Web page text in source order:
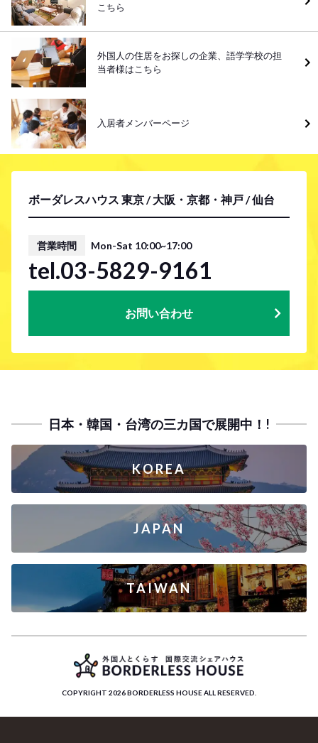
ボーダレスハウス 東京 / 大阪・京都・神戸 / 仙台
営業時間 Mon-Sat 10:00~17:00
tel.03-5829-9161
お問い合わせ
こちら
外国人の住居をお探しの企業、語学学校の担
当者様はこちら
入居者メンバーページ
日本・韓国・台湾の三カ国で展開中！!
KOREA
JAPAN
TAIWAN
COPYRIGHT 2026 BORDERLESS HOUSE ALL RESERVED.